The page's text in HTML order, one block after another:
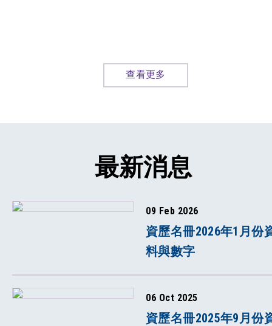
查看更多
最新消息
09 Feb 2026
資歷名冊2026年1月份
料與數字
06 Oct 2025
資歷名冊2025年9月份